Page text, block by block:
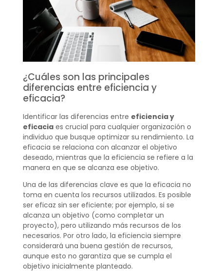
¿Cuáles son las principales
diferencias entre eficiencia y
eficacia?
Identificar las diferencias entre eficiencia y
eficaciaes crucial para cualquier organización o
individuo que busque optimizar su rendimiento. La
eficacia se relaciona con alcanzar el objetivo
deseado, mientras que la eficiencia se refiere a la
manera en que se alcanza ese objetivo.
Una de las diferencias clave es que la eficacia no
toma en cuenta los recursos utilizados. Es posible
ser eficaz sin ser eficiente; por ejemplo, si se
alcanza un objetivo (como completar un
proyecto), pero utilizando más recursos de los
necesarios. Por otro lado, la eficiencia siempre
considerará una buena gestión de recursos,
aunque esto no garantiza que se cumpla el
objetivo inicialmente planteado.